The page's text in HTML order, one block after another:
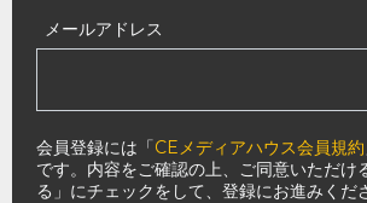
メールアドレス
会員登録には「CEメディアハウス会員規約
です。内容をご確認の上、ご同意いただけ
る」にチェックをして、登録にお進みくだ